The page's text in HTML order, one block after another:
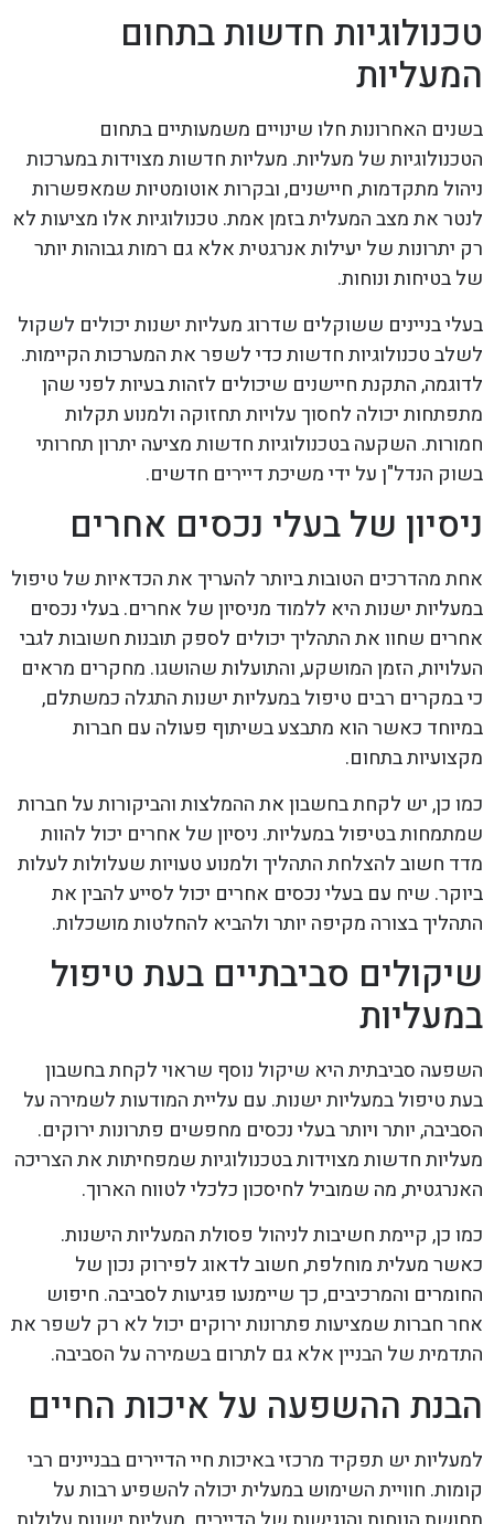
טכנולוגיות חדשות בתחום
המעליות
בשנים האחרונות חלו שינויים משמעותיים בתחום
הטכנולוגיות של מעליות. מעליות חדשות מצוידות במערכות
ניהול מתקדמות, חיישנים, ובקרות אוטומטיות שמאפשרות
לנטר את מצב המעלית בזמן אמת. טכנולוגיות אלו מציעות לא
רק יתרונות של יעילות אנרגטית אלא גם רמות גבוהות יותר
של בטיחות ונוחות.
בעלי בניינים ששוקלים שדרוג מעליות ישנות יכולים לשקול
לשלב טכנולוגיות חדשות כדי לשפר את המערכות הקיימות.
לדוגמה, התקנת חיישנים שיכולים לזהות בעיות לפני שהן
מתפתחות יכולה לחסוך עלויות תחזוקה ולמנוע תקלות
חמורות. השקעה בטכנולוגיות חדשות מציעה יתרון תחרותי
בשוק הנדל"ן על ידי משיכת דיירים חדשים.
ניסיון של בעלי נכסים אחרים
אחת מהדרכים הטובות ביותר להעריך את הכדאיות של טיפול
במעליות ישנות היא ללמוד מניסיון של אחרים. בעלי נכסים
אחרים שחוו את התהליך יכולים לספק תובנות חשובות לגבי
העלויות, הזמן המושקע, והתועלות שהושגו. מחקרים מראים
כי במקרים רבים טיפול במעליות ישנות התגלה כמשתלם,
במיוחד כאשר הוא מתבצע בשיתוף פעולה עם חברות
מקצועיות בתחום.
כמו כן, יש לקחת בחשבון את ההמלצות והביקורות על חברות
שמתמחות בטיפול במעליות. ניסיון של אחרים יכול להוות
מדד חשוב להצלחת התהליך ולמנוע טעויות שעלולות לעלות
ביוקר. שיח עם בעלי נכסים אחרים יכול לסייע להבין את
התהליך בצורה מקיפה יותר ולהביא להחלטות מושכלות.
שיקולים סביבתיים בעת טיפול
במעליות
השפעה סביבתית היא שיקול נוסף שראוי לקחת בחשבון
בעת טיפול במעליות ישנות. עם עליית המודעות לשמירה על
הסביבה, יותר ויותר בעלי נכסים מחפשים פתרונות ירוקים.
מעליות חדשות מצוידות בטכנולוגיות שמפחיתות את הצריכה
האנרגטית, מה שמוביל לחיסכון כלכלי לטווח הארוך.
כמו כן, קיימת חשיבות לניהול פסולת המעליות הישנות.
כאשר מעלית מוחלפת, חשוב לדאוג לפירוק נכון של
החומרים והמרכיבים, כך שיימנעו פגיעות לסביבה. חיפוש
אחר חברות שמציעות פתרונות ירוקים יכול לא רק לשפר את
התדמית של הבניין אלא גם לתרום בשמירה על הסביבה.
הבנת ההשפעה על איכות החיים
למעליות יש תפקיד מרכזי באיכות חיי הדיירים בבניינים רבי
קומות. חוויית השימוש במעלית יכולה להשפיע רבות על